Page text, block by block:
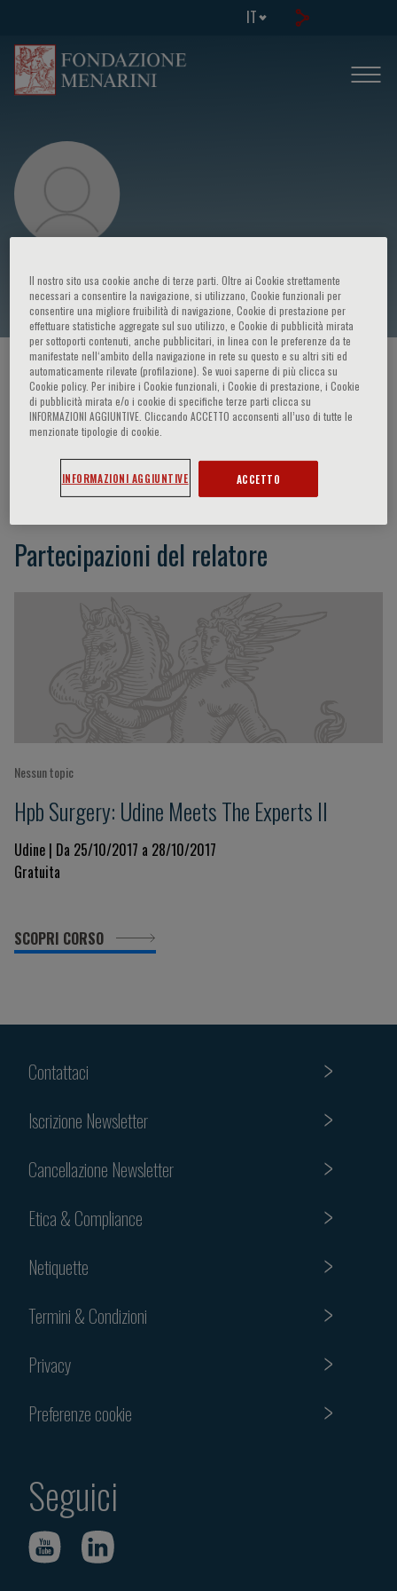
IT
Susumu Eguchi
HOME PAGE / CORSI ED EVENTI / RELATORE
Susumu Eguchi
Partecipazioni del relatore
Nessun topic
Hpb Surgery: Udine Meets The Experts II
Udine | Da 25/10/2017 a 28/10/2017
Gratuita
SCOPRI CORSO
Contattaci
Iscrizione Newsletter
Cancellazione Newsletter
Etica & Compliance
Netiquette
Termini & Condizioni
Privacy
Preferenze cookie
Seguici
Il nostro sito usa cookie anche di terze parti. Oltre ai Cookie strettamente
necessari a consentire la navigazione, si utilizzano, Cookie funzionali per
consentire una migliore fruibilità di navigazione, Cookie di prestazione per
effettuare statistiche aggregate sul suo utilizzo, e Cookie di pubblicità mirata
per sottoporti contenuti, anche pubblicitari, in linea con le preferenze da te
manifestate nell‘ambito della navigazione in rete su questo e su altri siti ed
automaticamente rilevate (profilazione). Se vuoi saperne di più clicca su
Cookie policy. Per inibire i Cookie funzionali, i Cookie di prestazione, i Cookie
di pubblicità mirata e/o i cookie di specifiche terze parti clicca su
INFORMAZIONI AGGIUNTIVE. Cliccando ACCETTO acconsenti all’uso di tutte le
menzionate tipologie di cookie.
INFORMAZIONI AGGIUNTIVE ACCETTO